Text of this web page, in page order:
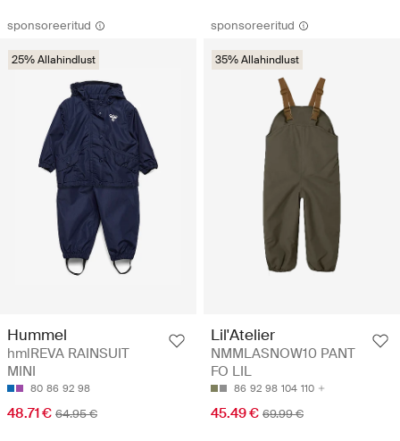
sponsoreeritud
25% Allahindlust
Hummel
hmlREVA RAINSUIT
MINI
80 86 92 98
48.71 € 64.95 €
sponsoreeritud
35% Allahindlust
Lil'Atelier
NMMLASNOW10 PANT
FO LIL
86 92 98 104 110
45.49 € 69.99 €